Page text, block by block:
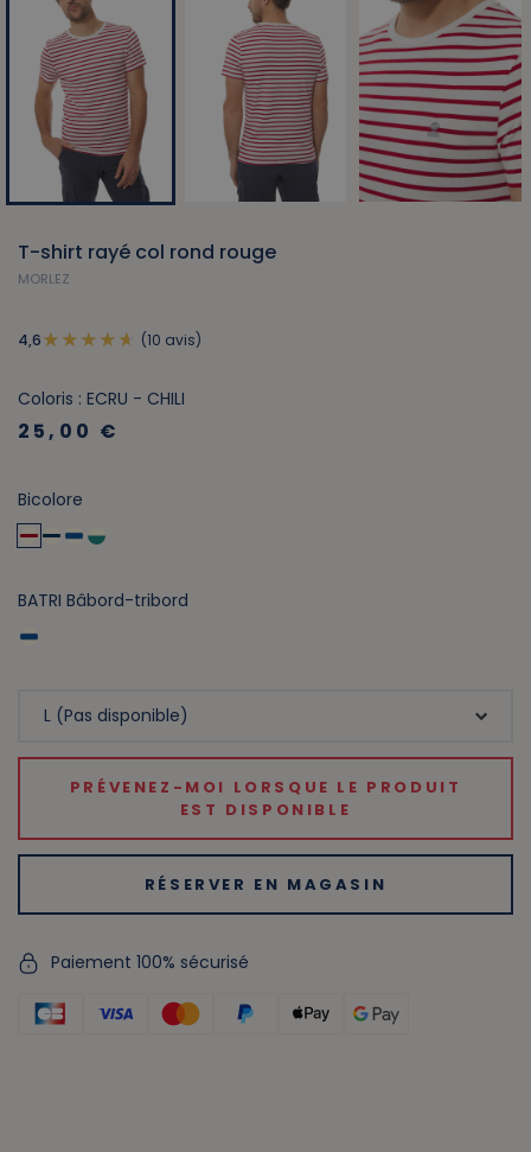
T-shirt rayé col rond rouge
MORLEZ
4,6 (10 avis)
Coloris : ECRU - CHILI
25,00 €
Bicolore
BATRI Bâbord-tribord
PRÉVENEZ-MOI LORSQUE LE PRODUIT
EST DISPONIBLE
RÉSERVER EN MAGASIN
Paiement 100% sécurisé